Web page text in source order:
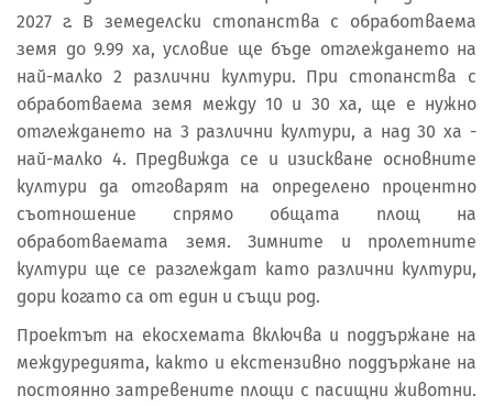
2027 г. В земеделски стопанства с обработваема
земя до 9.99 ха, условие ще бъде отглеждането на
най-малко 2 различни култури. При стопанства с
обработваема земя между 10 и 30 ха, ще е нужно
отглеждането на 3 различни култури, а над 30 ха -
най-малко 4. Предвижда се и изискване основните
култури да отговарят на определено процентно
съотношение спрямо общата площ на
обработваемата земя. Зимните и пролетните
култури ще се разглеждат като различни култури,
дори когато са от един и същи род.
Проектът на екосхемата включва и поддържане на
междуредията, както и екстензивно поддържане на
постоянно затревените площи с пасищни животни.